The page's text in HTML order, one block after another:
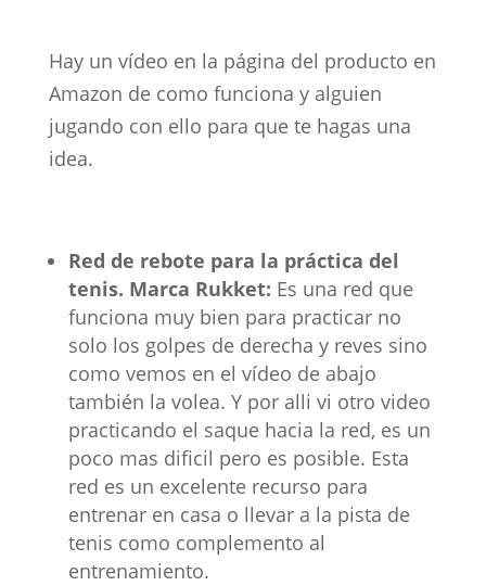
Hay un vídeo en la página del producto en
Amazon de como funciona y alguien
jugando con ello para que te hagas una
idea.
Red de rebote para la práctica del
tenis. Marca Rukket: Es una red que
funciona muy bien para practicar no
solo los golpes de derecha y reves sino
como vemos en el vídeo de abajo
también la volea. Y por alli vi otro video
practicando el saque hacia la red, es un
poco mas dificil pero es posible. Esta
red es un excelente recurso para
entrenar en casa o llevar a la pista de
tenis como complemento al
entrenamiento.